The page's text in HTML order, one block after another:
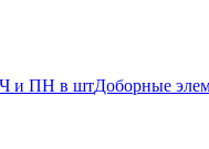
и ПН в штДоборные